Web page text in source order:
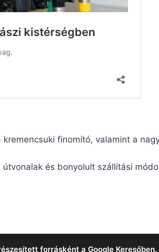
finomító, valamint a
és bonyolult szállítási
forrásként a Google Keresőben.